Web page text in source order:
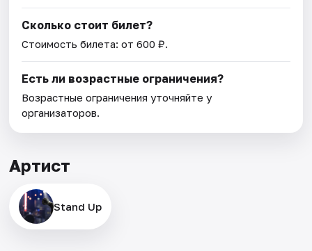
Сколько стоит билет?
Стоимость билета: от 600 ₽.
Есть ли возрастные ограничения?
Возрастные ограничения уточняйте у
организаторов.
Артист
Stand Up